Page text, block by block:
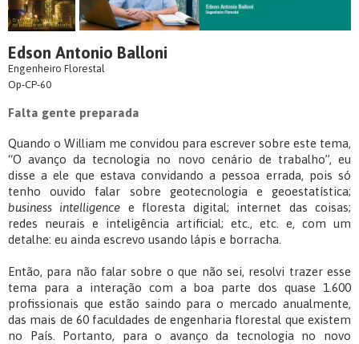
Edson Antonio Balloni
Engenheiro Florestal
Op-CP-60
Falta gente preparada
Quando o William me convidou para escrever sobre este tema,
“O avanço da tecnologia no novo cenário de trabalho”, eu
disse a ele que estava convidando a pessoa errada, pois só
tenho ouvido falar sobre geotecnologia e geoestatística;
business intelligence e floresta digital; internet das coisas;
redes neurais e inteligência artificial; etc., etc. e, com um
detalhe: eu ainda escrevo usando lápis e borracha.
Então, para não falar sobre o que não sei, resolvi trazer esse
tema para a interação com a boa parte dos quase 1.600
profissionais que estão saindo para o mercado anualmente,
das mais de 60 faculdades de engenharia florestal que existem
no País. Portanto, para o avanço da tecnologia no novo